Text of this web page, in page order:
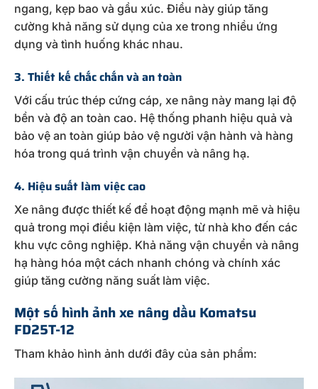
ngang, kẹp bao và gầu xúc. Điều này giúp tăng
cường khả năng sử dụng của xe trong nhiều ứng
dụng và tình huống khác nhau.
3. Thiết kế chắc chắn và an toàn
Với cấu trúc thép cứng cáp, xe nâng này mang lại độ
bền và độ an toàn cao. Hệ thống phanh hiệu quả và
bảo vệ an toàn giúp bảo vệ người vận hành và hàng
hóa trong quá trình vận chuyển và nâng hạ.
4. Hiệu suất làm việc cao
Xe nâng được thiết kế để hoạt động mạnh mẽ và hiệu
quả trong mọi điều kiện làm việc, từ nhà kho đến các
khu vực công nghiệp. Khả năng vận chuyển và nâng
hạ hàng hóa một cách nhanh chóng và chính xác
giúp tăng cường năng suất làm việc.
Một số hình ảnh xe nâng dầu Komatsu
FD25T-12
Tham khảo hình ảnh dưới đây của sản phẩm: